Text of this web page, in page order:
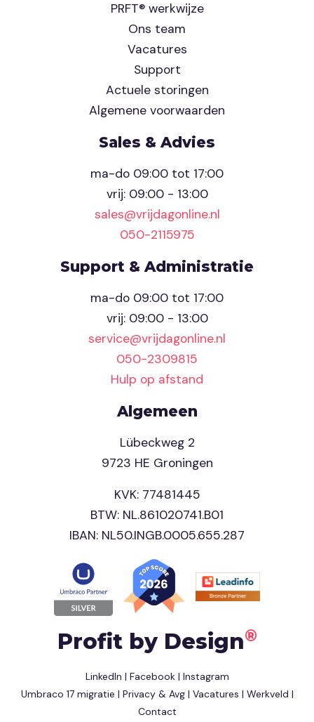
PRFT® werkwijze
Ons team
Vacatures
Support
Actuele storingen
Algemene voorwaarden
Sales & Advies
ma-do 09:00 tot 17:00
vrij: 09:00 - 13:00
sales@vrijdagonline.nl
050-2115975
Support & Administratie
ma-do 09:00 tot 17:00
vrij: 09:00 - 13:00
service@vrijdagonline.nl
050-2309815
Hulp op afstand
Algemeen
Lübeckweg 2
9723 HE Groningen
KVK: 77481445
BTW: NL.861020741.B01
IBAN: NL50.INGB.0005.655.287
Profit by Design®
LinkedIn | Facebook| Instagram
Umbraco 17 migratie | Privacy & Avg| Vacatures | Werkveld |
Contact